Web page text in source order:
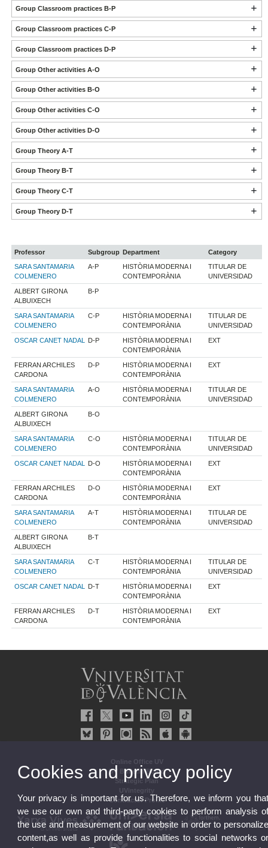
Group Classroom practices B-P
Group Classroom practices C-P
Group Classroom practices D-P
Group Other activities A-O
Group Other activities B-O
Group Other activities C-O
Group Other activities D-O
Group Theory A-T
Group Theory B-T
Group Theory C-T
Group Theory D-T
Professor Subgroup Department
Category
SARA SANTAMARIA
COLMENERO
A-P
HISTÒRIA MODERNA I
CONTEMPORÀNIA
TITULAR DE
UNIVERSIDAD
ALBERT GIRONA
ALBUIXECH
B-P
SARA SANTAMARIA
COLMENERO
C-P
HISTÒRIA MODERNA I
CONTEMPORÀNIA
TITULAR DE
UNIVERSIDAD
OSCAR CANET NADAL D-P
HISTÒRIA MODERNA I
CONTEMPORÀNIA
EXT
FERRAN ARCHILES
CARDONA
D-P
HISTÒRIA MODERNA I
CONTEMPORÀNIA
EXT
SARA SANTAMARIA
COLMENERO
A-O
HISTÒRIA MODERNA I
CONTEMPORÀNIA
TITULAR DE
UNIVERSIDAD
ALBERT GIRONA
ALBUIXECH
B-O
SARA SANTAMARIA
COLMENERO
C-O
HISTÒRIA MODERNA I
CONTEMPORÀNIA
TITULAR DE
UNIVERSIDAD
OSCAR CANET NADAL D-O
HISTÒRIA MODERNA I
CONTEMPORÀNIA
EXT
FERRAN ARCHILES
CARDONA
D-O
HISTÒRIA MODERNA I
CONTEMPORÀNIA
EXT
SARA SANTAMARIA
COLMENERO
A-T
HISTÒRIA MODERNA I
CONTEMPORÀNIA
TITULAR DE
UNIVERSIDAD
ALBERT GIRONA
ALBUIXECH
B-T
SARA SANTAMARIA
COLMENERO
C-T
HISTÒRIA MODERNA I
CONTEMPORÀNIA
TITULAR DE
UNIVERSIDAD
OSCAR CANET NADAL D-T
HISTÒRIA MODERNA I
CONTEMPORÀNIA
EXT
FERRAN ARCHILES
CARDONA
D-T
HISTÒRIA MODERNA I
CONTEMPORÀNIA
EXT
Online Office UV
UV Bulletin Board
Strategic Plan
UVintegrity
Contractor Profile
Cookies and privacy policy
Your privacy is important for us. Therefore, we inform you
we use our own and third-party cookies to perform analysis
the use and measurement of our website in order to
content,as well as provide functionalities to social networks